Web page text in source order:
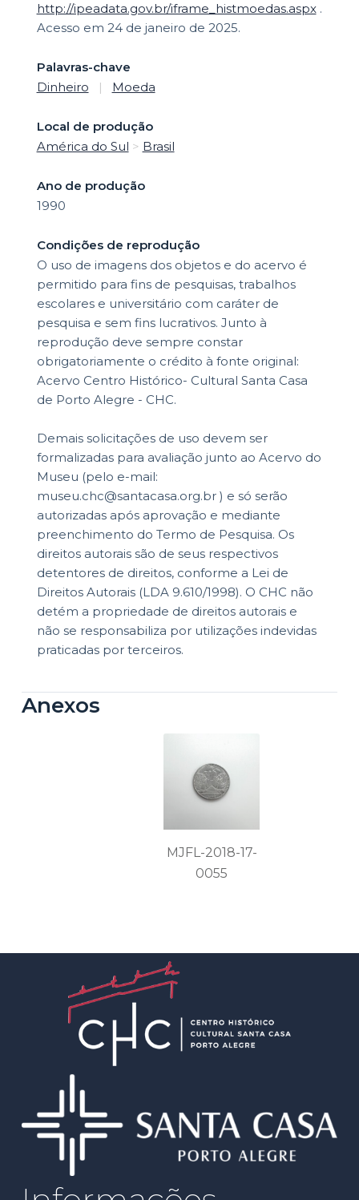
Anexos
MJFL-2018-17-
0055
http://ipeadata.gov.br/iframe_histmoedas.aspx.
Acesso em 24 de janeiro de 2025.
Palavras-chave
Dinheiro
| Moeda
Local de produção
América do Sul > Brasil
Ano de produção
1990
Condições de reprodução
O uso de imagens dos objetos e do acervo é
permitido para fins de pesquisas, trabalhos
escolares e universitário com caráter de
pesquisa e sem fins lucrativos. Junto à
reprodução deve sempre constar
obrigatoriamente o crédito à fonte original:
Acervo Centro Histórico- Cultural Santa Casa
de Porto Alegre - CHC.
Demais solicitações de uso devem ser
formalizadas para avaliação junto ao Acervo do
Museu (pelo e-mail:
museu.chc@santacasa.org.br ) e só serão
autorizadas após aprovação e mediante
preenchimento do Termo de Pesquisa. Os
direitos autorais são de seus respectivos
detentores de direitos, conforme a Lei de
Direitos Autorais (LDA 9.610/1998). O CHC não
detém a propriedade de direitos autorais e
não se responsabiliza por utilizações indevidas
praticadas por terceiros.